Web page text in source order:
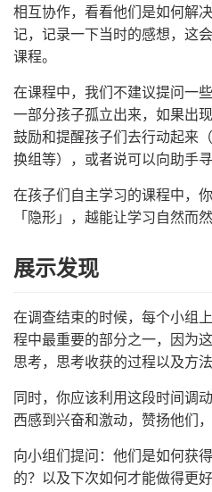
相互协作，看看他们是如何解
记，记录一下当时的感想，这
课程。
在课程中，我们不建议提问一
一部分孩子孤立出来，如果出
鼓励和提醒孩子们去行动起来
换组等），或者说可以向助手寻
在孩子们自主学习的课程中，
「隐形」，越能让学习自然而
展示发现
在调查结束的时候，每个小组
程中最重要的部分之一，因为
思考，思考收获的过程以及方法
同时，你应该利用这段时间调
西感到兴奋和激动，赞扬他们
向小组们提问：他们是如何获
的？以及下次如何才能做得更